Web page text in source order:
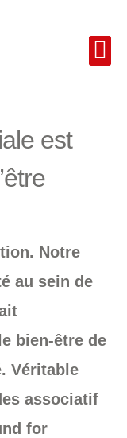
est
Notre
au sein de
bien-être de
Véritable
associatif
for